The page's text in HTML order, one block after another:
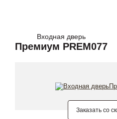
Входная дверь
Премиум PREM077
Заказать со